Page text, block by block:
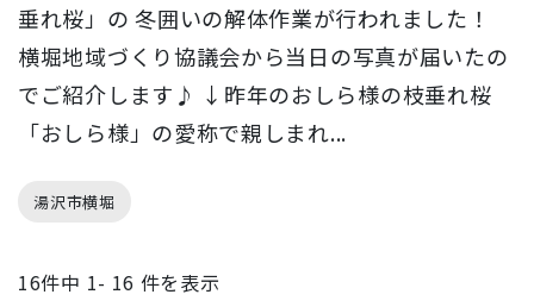
垂れ桜」の 冬囲いの解体作業が行われました！
横堀地域づくり協議会から当日の写真が届いたの
でご紹介します♪ ↓昨年のおしら様の枝垂れ桜
「おしら様」の愛称で親しまれ...
湯沢市横堀
16件中 1- 16 件を表示